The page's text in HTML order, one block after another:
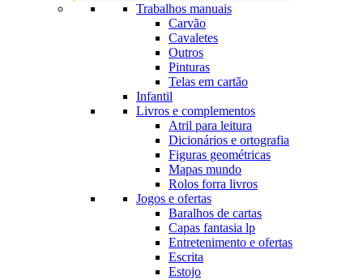
Trabalhos manuais
Carvão
Cavaletes
Outros
Pinturas
Telas em cartão
Infantil
Livros e complementos
Atril para leitura
Dicionários e ortografia
Figuras geométricas
Mapas mundo
Rolos forra livros
Jogos e ofertas
Baralhos de cartas
Capas fantasia lp
Entretenimento e ofertas
Escrita
Estojo